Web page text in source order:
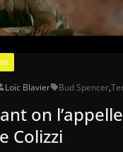
Loïc Blavier Bud Spencer,
on
Colizzi